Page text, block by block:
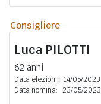
Consigliere
Luca PILOTTI
62 anni
Data elezioni: 14/05/2023
Data nomina: 23/05/2023